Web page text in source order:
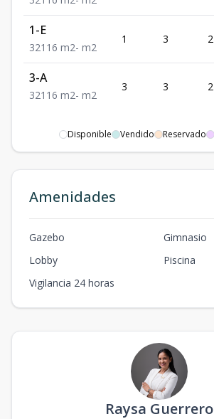
1-E
32116 m2- m2
1 3 2
3-A
32116 m2- m2
3 3 2
Disponible Vendido Reservado
Amenidades
Gazebo
Gimnasio
Lobby
Piscina
Vigilancia 24 horas
Raysa Guerrero